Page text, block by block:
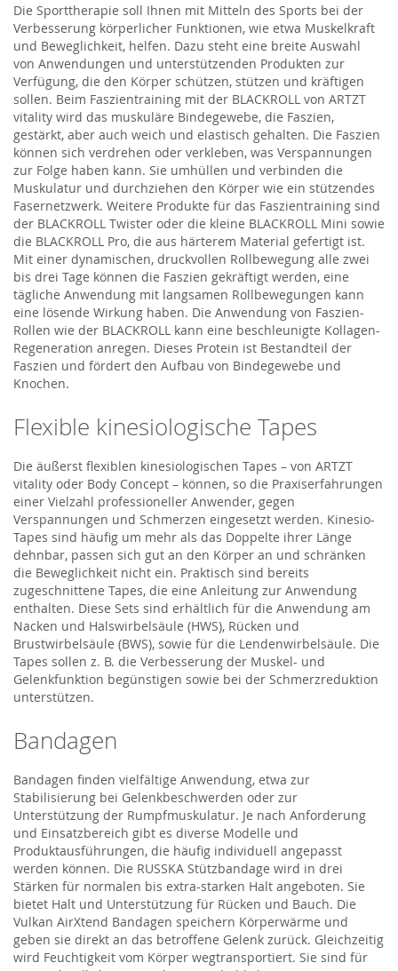
Die Sporttherapie soll Ihnen mit Mitteln des Sports bei der
Verbesserung körperlicher Funktionen, wie etwa Muskelkraft
und Beweglichkeit, helfen. Dazu steht eine breite Auswahl
von Anwendungen und unterstützenden Produkten zur
Verfügung, die den Körper schützen, stützen und kräftigen
sollen. Beim Faszientraining mit der BLACKROLL von ARTZT
vitality wird das muskuläre Bindegewebe, die Faszien,
gestärkt, aber auch weich und elastisch gehalten. Die Faszien
können sich verdrehen oder verkleben, was Verspannungen
zur Folge haben kann. Sie umhüllen und verbinden die
Muskulatur und durchziehen den Körper wie ein stützendes
Fasernetzwerk. Weitere Produkte für das Faszientraining sind
der BLACKROLL Twister oder die kleine BLACKROLL Mini sowie
die BLACKROLL Pro, die aus härterem Material gefertigt ist.
Mit einer dynamischen, druckvollen Rollbewegung alle zwei
bis drei Tage können die Faszien gekräftigt werden, eine
tägliche Anwendung mit langsamen Rollbewegungen kann
eine lösende Wirkung haben. Die Anwendung von Faszien-
Rollen wie der BLACKROLL kann eine beschleunigte Kollagen-
Regeneration anregen. Dieses Protein ist Bestandteil der
Faszien und fördert den Aufbau von Bindegewebe und
Knochen.
Flexible kinesiologische Tapes
Die äußerst flexiblen kinesiologischen Tapes – von ARTZT
vitality oder Body Concept – können, so die Praxiserfahrungen
einer Vielzahl professioneller Anwender, gegen
Verspannungen und Schmerzen eingesetzt werden. Kinesio-
Tapes sind häufig um mehr als das Doppelte ihrer Länge
dehnbar, passen sich gut an den Körper an und schränken
die Beweglichkeit nicht ein. Praktisch sind bereits
zugeschnittene Tapes, die eine Anleitung zur Anwendung
enthalten. Diese Sets sind erhältlich für die Anwendung am
Nacken und Halswirbelsäule (HWS), Rücken und
Brustwirbelsäule (BWS), sowie für die Lendenwirbelsäule. Die
Tapes sollen z. B. die Verbesserung der Muskel- und
Gelenkfunktion begünstigen sowie bei der Schmerzreduktion
unterstützen.
Bandagen
Bandagen finden vielfältige Anwendung, etwa zur
Stabilisierung bei Gelenkbeschwerden oder zur
Unterstützung der Rumpfmuskulatur. Je nach Anforderung
und Einsatzbereich gibt es diverse Modelle und
Produktausführungen, die häufig individuell angepasst
werden können. Die RUSSKA Stützbandage wird in drei
Stärken für normalen bis extra-starken Halt angeboten. Sie
bietet Halt und Unterstützung für Rücken und Bauch. Die
Vulkan AirXtend Bandagen speichern Körperwärme und
geben sie direkt an das betroffene Gelenk zurück. Gleichzeitig
wird Feuchtigkeit vom Körper wegtransportiert. Sie sind für